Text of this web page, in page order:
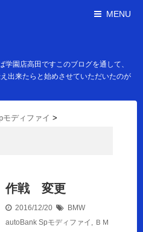
MENU
園店高田ですこのブログを通して、
出来たらと始めさせていただいたのが
モディファイ >
作戦 変更
2016/12/20
BMW
autoBank Spモディファイ , ＢＭ